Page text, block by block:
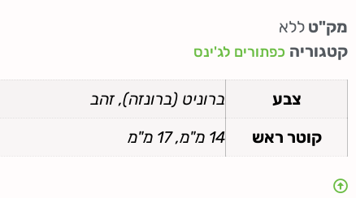
מק"ט ללא
קטגוריה כפתורים לג'ינס
צבע
ברוניט (ברונזה), זהב
קוטר ראש
14 מ"מ, 17 מ"מ